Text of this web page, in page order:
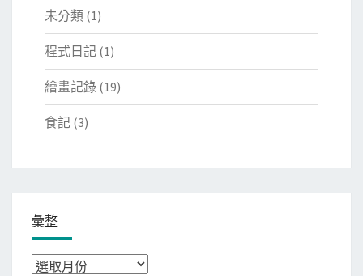
未分類 (1)
程式日記 (1)
繪畫記錄 (19)
食記 (3)
彙整
彙